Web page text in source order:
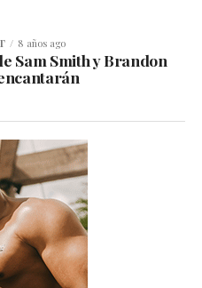
8 años ago
Sam Smith y Brandon